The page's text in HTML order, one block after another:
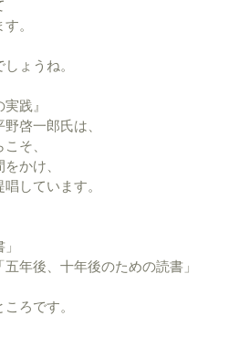
。
ょうね。
践』
啓一郎氏は、
そ、
かけ、
しています。
年後、十年後のための読書」
ろです。